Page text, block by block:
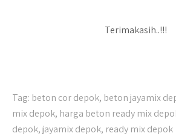
Terimakasih..!!!
Tag: beton cor depok, beton jayamix
mix depok, harga beton ready mix
depok,jayamix depok, ready mix depok